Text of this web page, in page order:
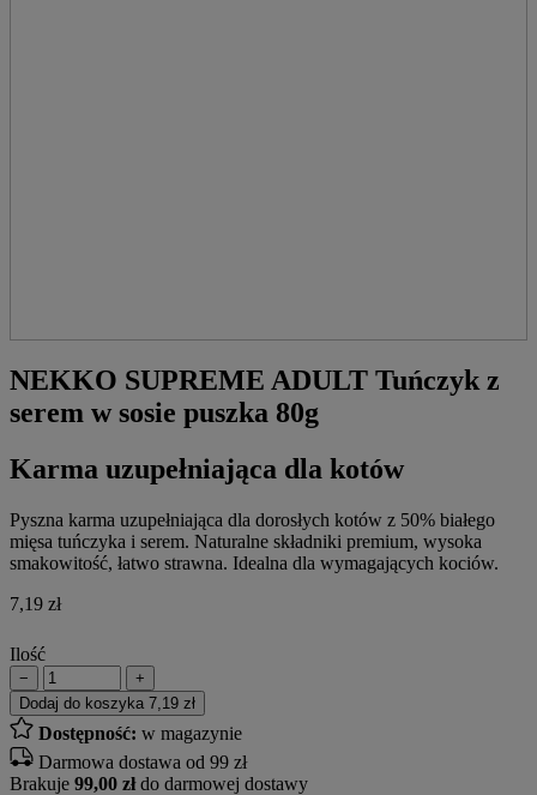
NEKKO SUPREME ADULT Tuńczyk z
serem w sosie puszka 80g
Karma uzupełniająca dla kotów
Pyszna karma uzupełniająca dla dorosłych kotów z 50% białego
mięsa tuńczyka i serem. Naturalne składniki premium, wysoka
smakowitość, łatwo strawna. Idealna dla wymagających kociów.
7,19 zł
Ilość
−
+
Dodaj do koszyka 7,19 zł
Dostępność: w magazynie
Darmowa dostawa od 99 zł
Brakuje 99,00 złdo darmowej dostawy